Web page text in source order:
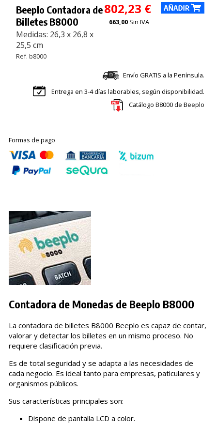
Beeplo Contadora de
Billetes B8000
Medidas: 26,3 x 26,8 x
25,5 cm
Ref. b8000
802,23 €
663,00 Sin IVA
Envío GRATIS a la Península.
Entrega en 3-4 días laborables, según disponibilidad.
Catálogo B8000 de Beeplo
Formas de pago
Contadora de Monedas de Beeplo B8000
La contadora de billetes B8000 Beeplo es capaz de contar,
valorar y detectar los billetes en un mismo proceso. No
requiere clasificación previa.
Es de total seguridad y se adapta a las necesidades de
cada negocio. Es ideal tanto para empresas, paticulares y
organismos públicos.
Sus características principales son:
Dispone de pantalla LCD a color.